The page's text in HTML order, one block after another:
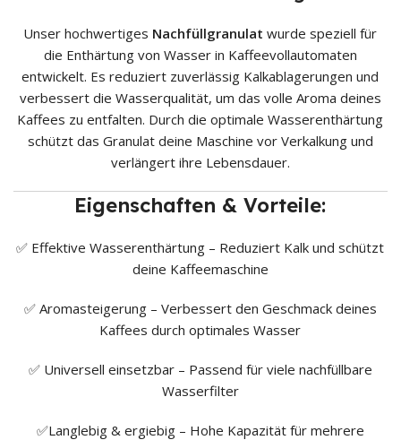
Unser hochwertiges Nachfüllgranulat wurde speziell für
die Enthärtung von Wasser in Kaffeevollautomaten
entwickelt. Es reduziert zuverlässig Kalkablagerungen und
verbessert die Wasserqualität, um das volle Aroma deines
Kaffees zu entfalten. Durch die optimale Wasserenthärtung
schützt das Granulat deine Maschine vor Verkalkung und
verlängert ihre Lebensdauer.
Eigenschaften & Vorteile:
✅ Effektive Wasserenthärtung – Reduziert Kalk und schützt
deine Kaffeemaschine
✅ Aromasteigerung – Verbessert den Geschmack deines
Kaffees durch optimales Wasser
✅ Universell einsetzbar – Passend für viele nachfüllbare
Wasserfilter
✅Langlebig & ergiebig – Hohe Kapazität für mehrere